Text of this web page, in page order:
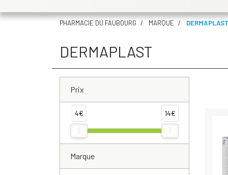
PHARMACIE DU FAUBOURG MARQUE DERMAPLAST
DERMAPLAST
Prix
4€ 14€
Marque